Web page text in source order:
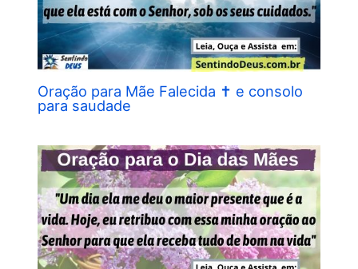
Oração para Mãe Falecida ✝︎ e consolo
para saudade